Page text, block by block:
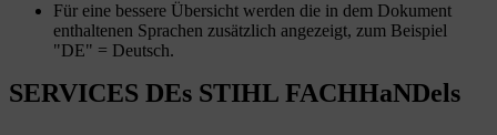
Für eine bessere Übersicht werden die in dem Dokument
enthaltenen Sprachen zusätzlich angezeigt, zum Beispiel
"DE" = Deutsch.
SERVICES DEs STIHL FACHHaNDels